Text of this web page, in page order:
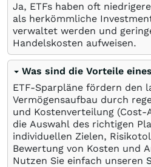
Ja, ETFs haben oft
als herkömmliche
verwaltet werden und
Handelskosten aufweisen.
Was sind die Vorteile
ETF-Sparpläne fördern den
Vermögensaufbau durch
und Kostenverteilung (Cost-
die Auswahl des richtigen
individuellen Zielen,
Bewertung von Kosten und
Nutzen Sie einfach unseren